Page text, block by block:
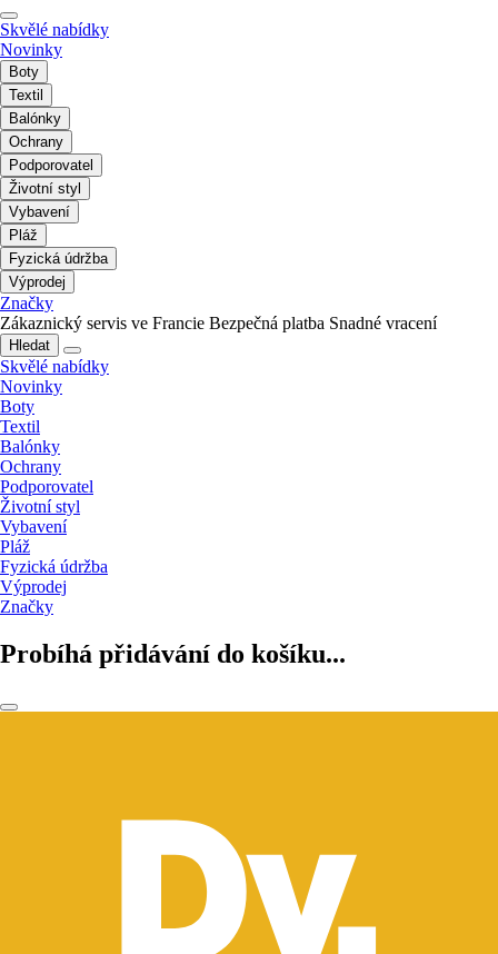
Skvělé nabídky
Novinky
Boty
Textil
Balónky
Ochrany
Podporovatel
Životní styl
Vybavení
Pláž
Fyzická údržba
Výprodej
Značky
Zákaznický servis ve Francie Bezpečná platba Snadné vracení
Hledat
Skvělé nabídky
Novinky
Boty
Textil
Balónky
Ochrany
Podporovatel
Životní styl
Vybavení
Pláž
Fyzická údržba
Výprodej
Značky
Probíhá přidávání do košíku...